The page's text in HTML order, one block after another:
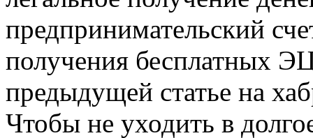
предпринимательский
получения бесплатных
предыдущей статье на
Чтобы не уходить в